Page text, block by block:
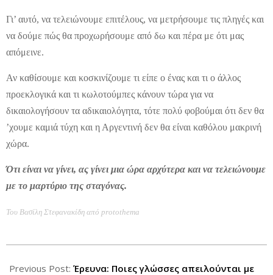
Γι’ αυτό, να τελειώνουμε επιτέλους, να μετρήσουμε τις πληγές και
να δούμε πώς θα προχωρήσουμε από δω και πέρα με ότι μας
απόμεινε.
Αν καθίσουμε και κοσκινίζουμε τι είπε ο ένας και τι ο άλλος
προεκλογικά και τι κωλοτούμπες κάνουν τώρα για να
δικαιολογήσουν τα αδικαιολόγητα, τότε πολύ φοβούμαι ότι δεν θα
’χουμε καμιά τύχη και η Αργεντινή δεν θα είναι καθόλου μακρινή
χώρα.
Ότι είναι να γίνει, ας γίνει μια ώρα αρχύτερα και να τελειώνουμε
με το μαρτύριο της σταγόνας.
Toυ Βασίλη Στεφανακίδη από protothema
09-
Previous Post: Έρευνα: Ποιες γλώσσες απειλούνται με